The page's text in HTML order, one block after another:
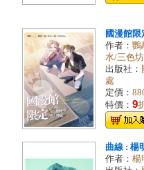
國漫館限
作者： 鸚
水/三色
出版社：
處
定價：
特價： 9
曲線 : 楊
作者： 楊